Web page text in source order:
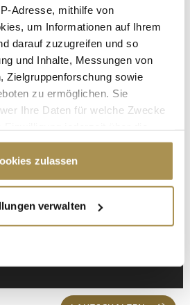
Adresse, mithilfe von
um Informationen auf Ihrem
darauf zuzugreifen und so
und Inhalte, Messungen von
Zielgruppenforschung sowie
zu ermöglichen. Sie
Ihre Daten für welche Zwecke
durch Klicken auf das Privacy
oder widerrufen
Ihre geografische Lage
auf einige Meter genau sein
wie Ihre persönlichen Daten
zulassen
verwalten
*
ABSENDEN